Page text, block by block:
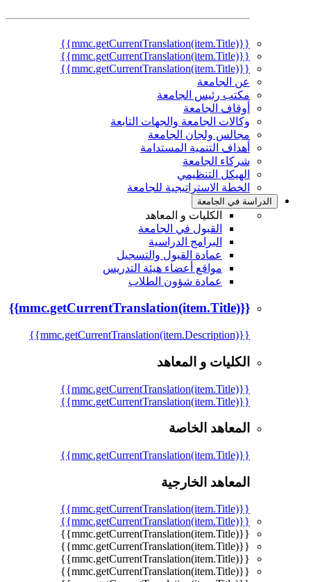
عن الجامعة
مكتب رئيس الجامعة
أوقاف الجامعة
وكالات الجامعة والجهات التابعة
مجالس ولجان الجامعة
أهداف التنمية المستدامة
شركاء الجامعة
الهيكل التنظيمي
الخطة الاستراتيجية للجامعة
الدراسة في الجامعة
الكليات و المعاهد
القبول في الجامعة
البرامج الدراسية
عمادة القبول والتسجيل
مواقع أعضاء هيئة التدريس
عمادة شؤون الطلاب
الكليات و المعاهد
المعاهد الخاصة
المعاهد الخارجية